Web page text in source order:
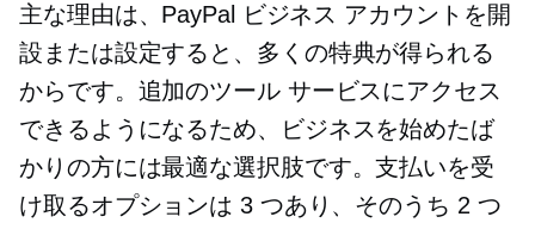
主な理由は、PayPal ビジネス アカウントを開
設または設定すると、多くの特典が得られる
からです。追加のツール サービスにアクセス
できるようになるため、ビジネスを始めたば
かりの方には最適な選択肢です。支払いを受
け取るオプションは 3 つあり、そのうち 2 つ